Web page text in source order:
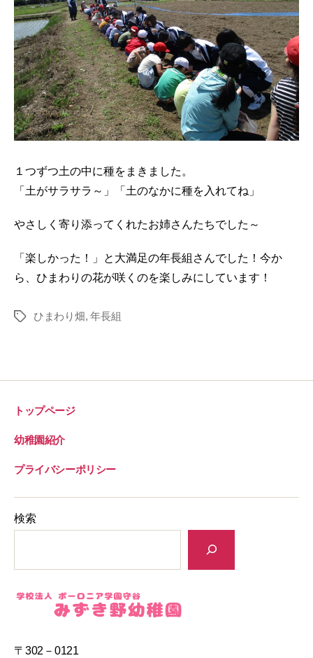
１つずつ土の中に種をまきました。
「土がサラサラ～」「土のなかに種を入れてね」
やさしく寄り添ってくれたお姉さんたちでした～
「楽しかった！」と大満足の年長組さんでした！今か
ら、ひまわりの花が咲くのを楽しみにしています！
タ
ひまわり畑,年長組
トップページ
幼稚園紹介
プライバシーポリシー
検索
〒302－0121